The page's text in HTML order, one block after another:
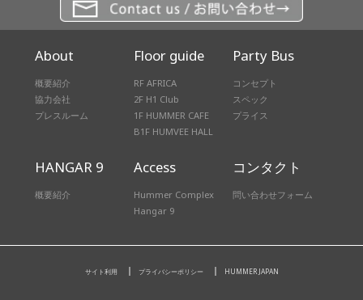
About
概要紹介
協力会社
プレスルーム
Floor guide
RF AFRICA
2F H1 Club
1F HUMMER CAFE
B1F HUMVEE HALL
Party Bus
コンセプト
スペック
プライス
HANGAR 9
概要紹介
Access
Hummer Complex
Hangar 9
コンタクト
問い合わせフォーム
サイト利用 プライバシーポリシー HUMMER JAPAN